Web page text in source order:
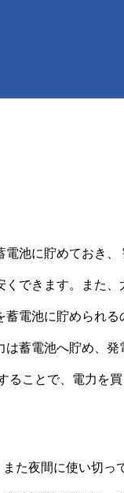
池に貯めておき、
できます。また、
電池に貯められる
蓄電池へ貯め、発
ることで、電力を
た夜間に使い切っ